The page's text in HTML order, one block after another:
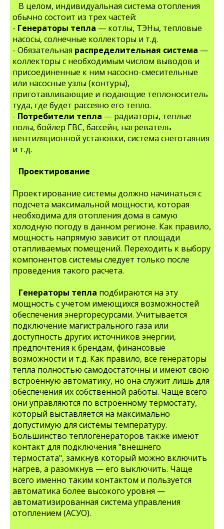
В целом, индивидуальная система отопления
обычно состоит из трех частей:
- Генераторы тепла — котлы, ТЭНы, тепловые
насосы, солнечные коллекторы и т.д.
- Обязательная распределительная система —
коллекторы с необходимым числом выводов и
присоединенные к ним насосно-смесительные
или насосные узлы (контуры),
приготавливающие и подающие теплоноситель
туда, где будет рассеяно его тепло.
- Потребители тепла — радиаторы, теплые
полы, бойлер ГВС, бассейн, нагреватель
вентиляционной установки, система снеготаяния
и т.д.
Проектирование
Проектирование системы должно начинаться с
подсчета максимальной мощности, которая
необходима для отопления дома в самую
холодную погоду в данном регионе. Как правило,
мощность напрямую зависит от площади
отапливаемых помещений. Переходить к выбору
компонентов системы следует только после
проведения такого расчета.
Генераторы тепла подбираются на эту
мощность с учетом имеющихся возможностей
обеспечения энергоресурсами. Учитывается
подключение магистрального газа или
доступность других источников энергии,
предпочтения к брендам, финансовые
возможности и т.д. Как правило, все генераторы
тепла полностью самодостаточны и имеют свою
встроенную автоматику, но она служит лишь для
обеспечения их собственной работы. Чаще всего
они управляются по встроенному термостату,
который выставляется на максимально
допустимую для системы температуру.
Большинство теплогенераторов также имеют
контакт для подключения "внешнего
термостата", замкнув который можно включить
нагрев, а разомкнув — его выключить. Чаще
всего именно таким контактом и пользуется
автоматика более высокого уровня —
автоматизированная система управления
отоплением (АСУО).